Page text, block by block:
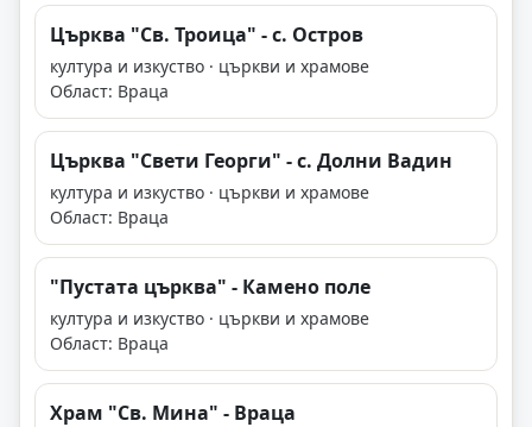
Църква "Св. Троица" - с. Остров
култура и изкуство · църкви и храмове
Област: Враца
Църква "Свети Георги" - с. Долни Вадин
култура и изкуство · църкви и храмове
Област: Враца
"Пустата църква" - Камено поле
култура и изкуство · църкви и храмове
Област: Враца
Храм "Св. Мина" - Враца